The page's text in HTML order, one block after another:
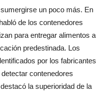
un poco más. En
de los contenedores
para entregar alimentos a
predestinada. Los
por los fabricantes
contenedores
la superioridad de la